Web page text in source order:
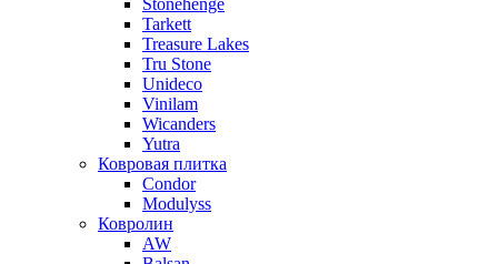
Tarkett
Treasure Lakes
Tru Stone
Unideco
Vinilam
Wicanders
Yutra
Ковровая плитка
Condor
Modulyss
Ковролин
AW